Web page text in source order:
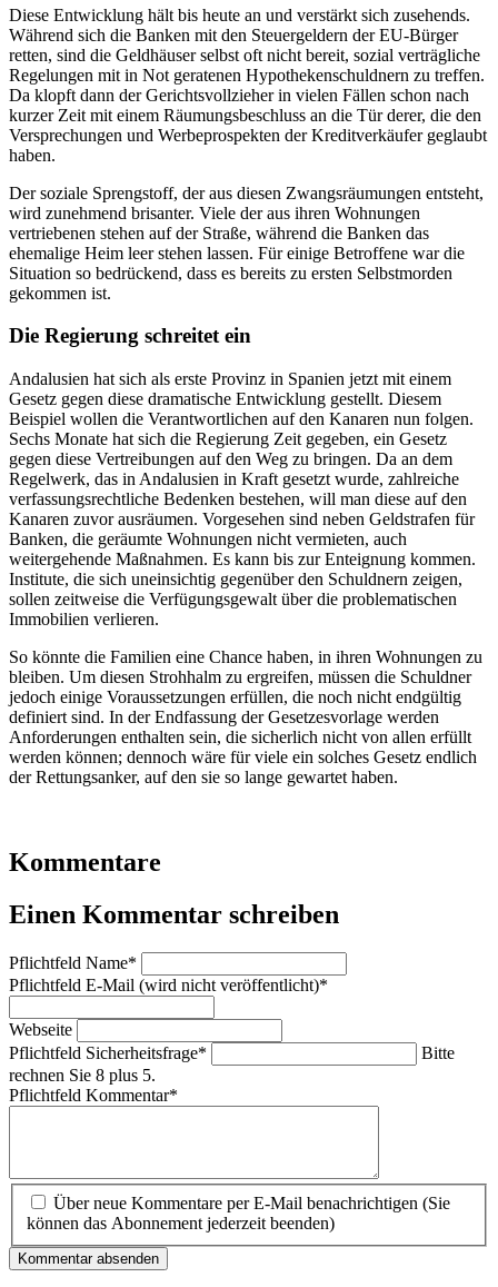
Diese Entwicklung hält bis heute an und verstärkt sich zusehends.
Während sich die Banken mit den Steuergeldern der EU-Bürger
retten, sind die Geldhäuser selbst oft nicht bereit, sozial verträgliche
Regelungen mit in Not geratenen Hypothekenschuldnern zu treffen.
Da klopft dann der Gerichtsvollzieher in vielen Fällen schon nach
kurzer Zeit mit einem Räumungsbeschluss an die Tür derer, die den
Versprechungen und Werbeprospekten der Kreditverkäufer geglaubt
haben.
Der soziale Sprengstoff, der aus diesen Zwangsräumungen entsteht,
wird zunehmend brisanter. Viele der aus ihren Wohnungen
vertriebenen stehen auf der Straße, während die Banken das
ehemalige Heim leer stehen lassen. Für einige Betroffene war die
Situation so bedrückend, dass es bereits zu ersten Selbstmorden
gekommen ist.
Die Regierung schreitet ein
Andalusien hat sich als erste Provinz in Spanien jetzt mit einem
Gesetz gegen diese dramatische Entwicklung gestellt. Diesem
Beispiel wollen die Verantwortlichen auf den Kanaren nun folgen.
Sechs Monate hat sich die Regierung Zeit gegeben, ein Gesetz
gegen diese Vertreibungen auf den Weg zu bringen. Da an dem
Regelwerk, das in Andalusien in Kraft gesetzt wurde, zahlreiche
verfassungsrechtliche Bedenken bestehen, will man diese auf den
Kanaren zuvor ausräumen. Vorgesehen sind neben Geldstrafen für
Banken, die geräumte Wohnungen nicht vermieten, auch
weitergehende Maßnahmen. Es kann bis zur Enteignung kommen.
Institute, die sich uneinsichtig gegenüber den Schuldnern zeigen,
sollen zeitweise die Verfügungsgewalt über die problematischen
Immobilien verlieren.
So könnte die Familien eine Chance haben, in ihren Wohnungen zu
bleiben. Um diesen Strohhalm zu ergreifen, müssen die Schuldner
jedoch einige Voraussetzungen erfüllen, die noch nicht endgültig
definiert sind. In der Endfassung der Gesetzesvorlage werden
Anforderungen enthalten sein, die sicherlich nicht von allen erfüllt
werden können; dennoch wäre für viele ein solches Gesetz endlich
der Rettungsanker, auf den sie so lange gewartet haben.
Kommentare
Einen Kommentar schreiben
Pflichtfeld Name*
Pflichtfeld E-Mail (wird nicht veröffentlicht)*
Webseite
Pflichtfeld Sicherheitsfrage*
Bitte
rechnen Sie 8 plus 5.
Pflichtfeld Kommentar*
Über neue Kommentare per E-Mail benachrichtigen (Sie
können das Abonnement jederzeit beenden)
Kommentar absenden